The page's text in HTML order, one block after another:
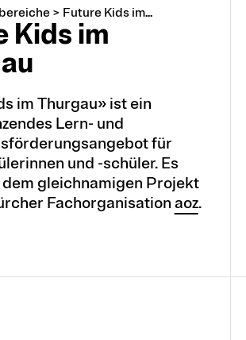
und Sport
und Gesellschaft
> Future Kids im...
Kids im
im Thurgau» ist ein
Lern- und
für
und -schüler. Es
gleichnamigen Projekt
Fachorganisation aoz.